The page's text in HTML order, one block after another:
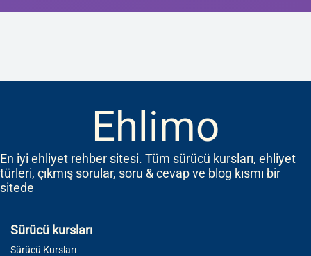
Ehlimo
En iyi ehliyet rehber sitesi. Tüm sürücü kursları, ehliyet
türleri, çıkmış sorular, soru & cevap ve blog kısmı bir
sitede
Sürücü kursları
Sürücü Kursları